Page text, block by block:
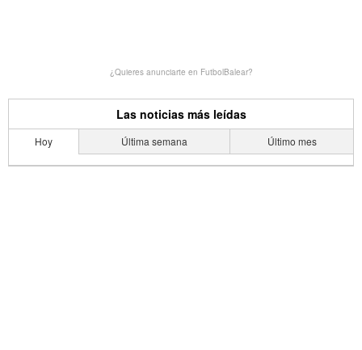
¿Quieres anunciarte en FutbolBalear?
Las noticias más leídas
Hoy Última semana Último mes